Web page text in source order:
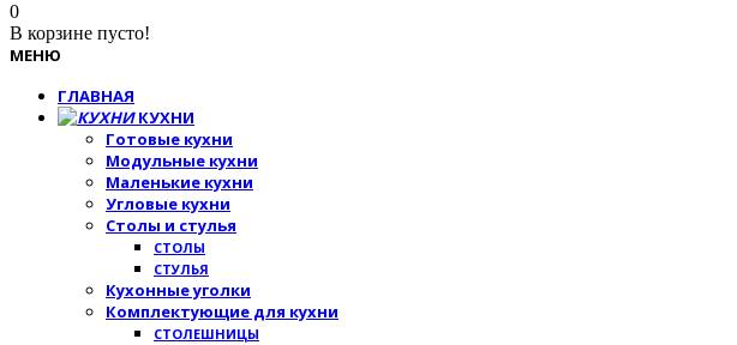
0
В корзине пусто!
МЕНЮ
ГЛАВНАЯ
КУХНИ
Готовые кухни
Модульные кухни
Маленькие кухни
Угловые кухни
Столы и стулья
СТОЛЫ
СТУЛЬЯ
Кухонные уголки
Комплектующие для кухни
СТОЛЕШНИЦЫ